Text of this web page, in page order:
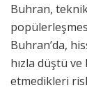
Buhran,
Buhran’da,
hızla düştü ve
etmedikleri